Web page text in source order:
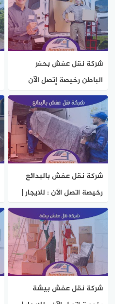
شركة نقل عفش بحفر
الباطن رخيصة إتصل الآن
خصم 50% هوم سيرفر
شركة نقل عفش بالبدائع
رخيصة اتصل الآن : للايجار |
هوم سيرفر
شركة نقل عفش بيشة